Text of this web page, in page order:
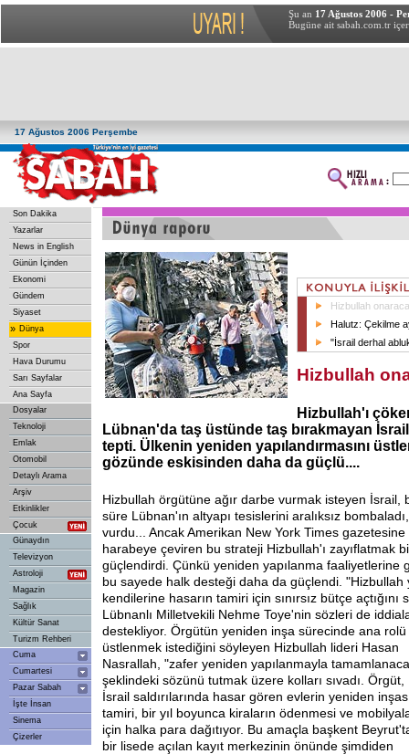
Şu an 17 Ağustos 2006 -
Bugüne ait sabah.com.tr
17 Ağustos 2006 Perşembe
Son Dakika
Yazarlar
News in English
Günün İçinden
Ekonomi
Gündem
Siyaset
» Dünya
Spor
Hava Durumu
Sarı Sayfalar
Ana Sayfa
Dosyalar
Teknoloji
Emlak
Otomobil
Detaylı Arama
Arşiv
Etkinlikler
Çocuk
Günaydın
Televizyon
Astroloji
Magazin
Sağlık
Kültür Sanat
Turizm Rehberi
Cuma
Cumartesi
Pazar Sabah
İşte İnsan
Sinema
Çizerler
Hizbullah
Halutz: Çekilme
"İsrail derhal
Hizbullah
Hizbullah'ı
Lübnan'da taş üstünde taş bırakmayan
tepti. Ülkenin yeniden yapılandırmasını
gözünde eskisinden daha da güçlü....
Hizbullah örgütüne ağır darbe vurmak isteyen İsrail,
süre Lübnan'ın altyapı tesislerini aralıksız
vurdu... Ancak Amerikan New York Times
harabeye çeviren bu strateji Hizbullah'ı zayıflatmak
güçlendirdi. Çünkü yeniden yapılanma faaliyetlerine
bu sayede halk desteği daha da güçlendi. "Hizbullah
kendilerine hasarın tamiri için sınırsız bütçe açtığını
Lübnanlı Milletvekili Nehme Toye'nin sözleri de
destekliyor. Örgütün yeniden inşa sürecinde ana rolü
üstlenmek istediğini söyleyen Hizbullah lideri Hasan
Nasrallah, "zafer yeniden yapılanmayla
şeklindeki sözünü tutmak üzere kolları sıvadı. Örgüt,
İsrail saldırılarında hasar gören evlerin yeniden
tamiri, bir yıl boyunca kiraların ödenmesi ve
için halka para dağıtıyor. Bu amaçla başkent
bir lisede açılan kayıt merkezinin önünde şimdiden